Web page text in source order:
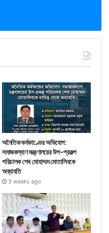
অনৈতিক কর্মকাণ্ডের অভিযোগ:
সমাজকল্যাণ মন্ত্রণালয়ের উপ-প্রকল্প
পরিচালক শেখ মোহাম্মদ মোতালিবকে
অব্যাহতি
3 weeks ago